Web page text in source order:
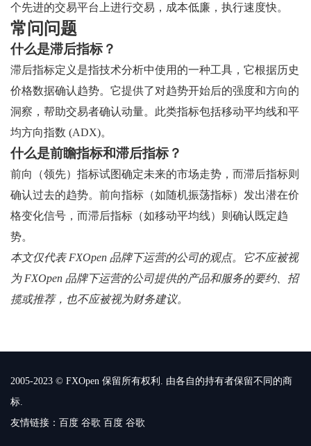
个先进的交易平台上进行交易，成本低廉，执行速度快。
常问问题
什么是滞后指标？
滞后指标定义是指技术分析中使用的一种工具，它根据历史
价格数据确认趋势。它提供了对趋势开始后的强度和方向的
洞察，帮助交易者确认动量。此类指标包括移动平均线和平
均方向指数 (ADX)。
什么是前瞻指标和滞后指标？
前向（领先）指标试图确定未来的市场走势，而滞后指标则
确认过去的趋势。前向指标（如随机振荡指标）发出潜在价
格变化信号，而滞后指标（如移动平均线）则确认既定趋
势。
本文仅代表 FXOpen 品牌下运营的公司的观点。它不应被视
为 FXOpen 品牌下运营的公司提供的产品和服务的要约、招
揽或推荐，也不应被视为财务建议。
2005-2023 © FXOpen 保留所有权利. 由各自的持有者保留不同的商
标.
友情链接： 百度 谷歌 百度 谷歌